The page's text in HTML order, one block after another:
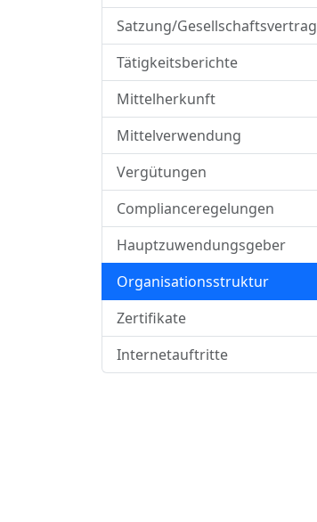
Satzung/Gesellschaftsvertrag
Tätigkeitsberichte
Mittelherkunft
Mittelverwendung
Vergütungen
Complianceregelungen
Hauptzuwendungsgeber
Organisationsstruktur
Zertifikate
Internetauftritte